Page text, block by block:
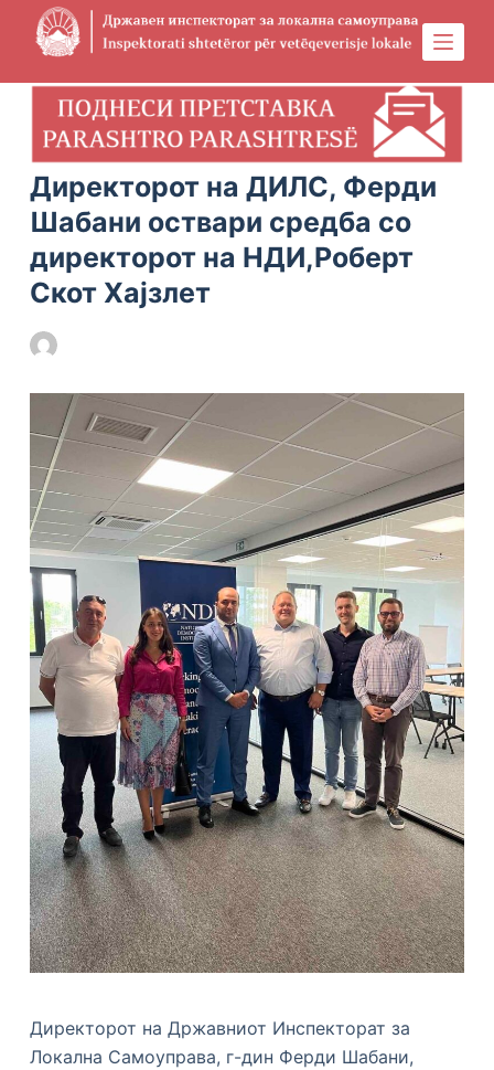
i
o
c
o
n
Директорот на ДИЛС, Ферди
Шабани оствари средба со
директорот на НДИ,Роберт
Скот Хајзлет
Директорот на Државниот Инспекторат за
Локална Самоуправа, г-дин Ферди Шабани,